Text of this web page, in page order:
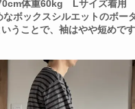
体重60kg Lサイズ着用
ボックスシルエットのボー
うことで、袖はやや短めです